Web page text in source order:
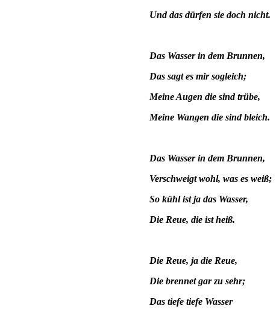
Und das dürfen sie doch nicht.
Das Wasser in dem Brunnen,
Das sagt es mir sogleich;
Meine Augen die sind trübe,
Meine Wangen die sind bleich.
Das Wasser in dem Brunnen,
Verschweigt wohl, was es weiß;
So kühl ist ja das Wasser,
Die Reue, die ist heiß.
Die Reue, ja die Reue,
Die brennet gar zu sehr;
Das tiefe tiefe Wasser